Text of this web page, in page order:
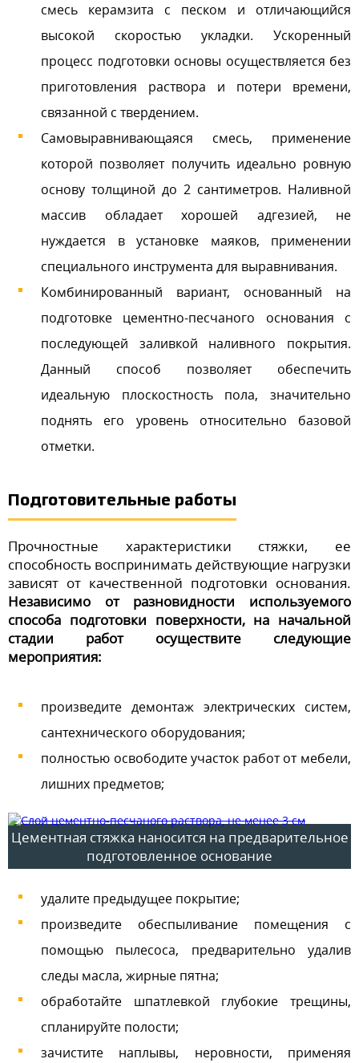
смесь керамзита с песком и отличающийся
высокой скоростью укладки. Ускоренный
процесс подготовки основы осуществляется без
приготовления раствора и потери времени,
связанной с твердением.
Самовыравнивающаяся смесь, применение
которой позволяет получить идеально ровную
основу толщиной до 2 сантиметров. Наливной
массив обладает хорошей адгезией, не
нуждается в установке маяков, применении
специального инструмента для выравнивания.
Комбинированный вариант, основанный на
подготовке цементно-песчаного основания с
последующей заливкой наливного покрытия.
Данный способ позволяет обеспечить
идеальную плоскостность пола, значительно
поднять его уровень относительно базовой
отметки.
Подготовительные работы
Прочностные характеристики стяжки, ее
способность воспринимать действующие нагрузки
зависят от качественной подготовки основания.
Независимо от разновидности используемого
способа подготовки поверхности, на начальной
стадии работ осуществите следующие
мероприятия:
произведите демонтаж электрических систем,
сантехнического оборудования;
полностью освободите участок работ от мебели,
лишних предметов;
Цементная стяжка наносится на предварительное
подготовленное основание
удалите предыдущее покрытие;
произведите обеспыливание помещения с
помощью пылесоса, предварительно удалив
следы масла, жирные пятна;
обработайте шпатлевкой глубокие трещины,
спланируйте полости;
зачистите наплывы, неровности, применяя